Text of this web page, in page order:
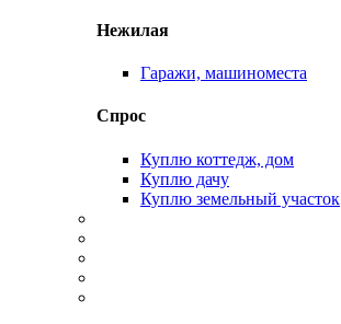
Нежилая
Гаражи, машиноместа
Спрос
Куплю коттедж, дом
Куплю дачу
Куплю земельный участок